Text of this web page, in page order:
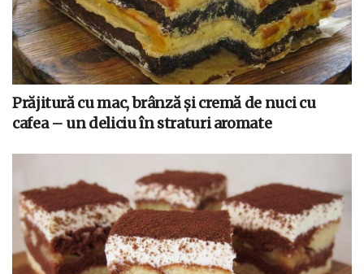
Prăjitură cu mac, brânză și cremă de nuci cu
cafea – un deliciu în straturi aromate